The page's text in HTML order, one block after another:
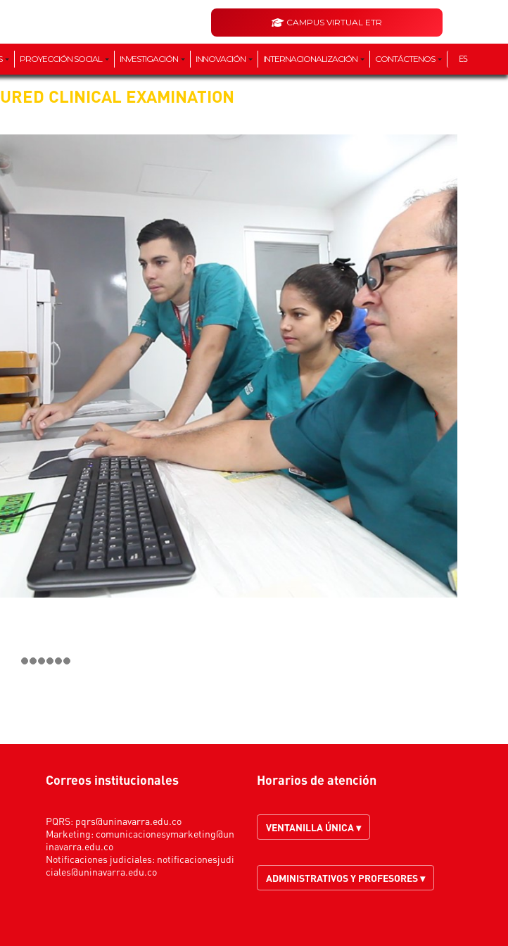
CAMPUS VIRTUAL ETR
PROYECCIÓN SOCIAL INVESTIGACIÓN INNOVACIÓN INTERNACIONALIZACIÓN CONTÁCTENOS ES
CLINICAL EXAMINATION
Correos institucionales
PQRS: pqrs@uninavarra.edu.co
Marketing: comunicacionesymarketing@un
inavarra.edu.co
Notificaciones judiciales: notificacionesjudi
ciales@uninavarra.edu.co
Horarios de atención
VENTANILLA ÚNICA ▾
ADMINISTRATIVOS Y PROFESORES ▾